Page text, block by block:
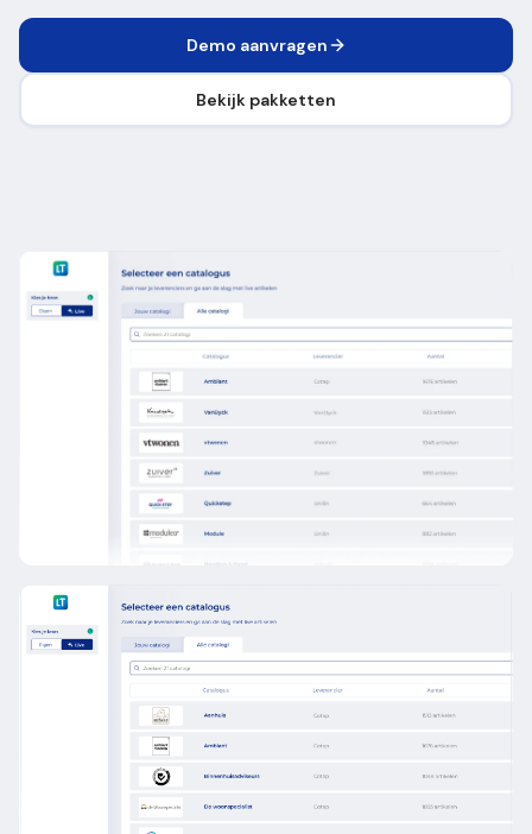
Demo aanvragen
Bekijk pakketten